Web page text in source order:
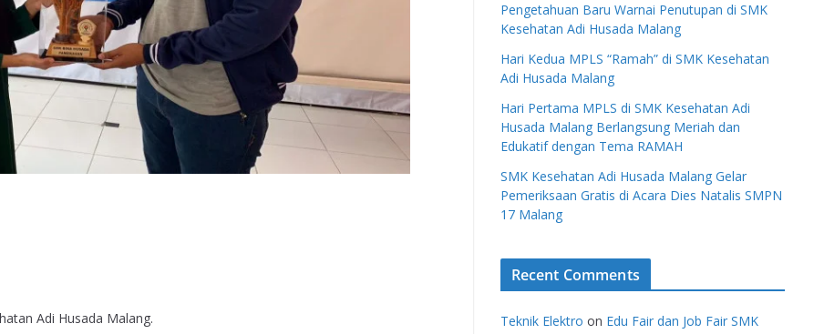
Adi Husada Malang.
Pengetahuan Baru Warnai Penutupan di SMK
Kesehatan Adi Husada Malang
Hari Kedua MPLS “Ramah” di SMK Kesehatan
Adi Husada Malang
Hari Pertama MPLS di SMK Kesehatan Adi
Husada Malang Berlangsung Meriah dan
Edukatif dengan Tema RAMAH
SMK Kesehatan Adi Husada Malang Gelar
Pemeriksaan Gratis di Acara Dies Natalis SMPN
17 Malang
Recent Comments
Teknik Elektro on Edu Fair dan Job Fair SMK